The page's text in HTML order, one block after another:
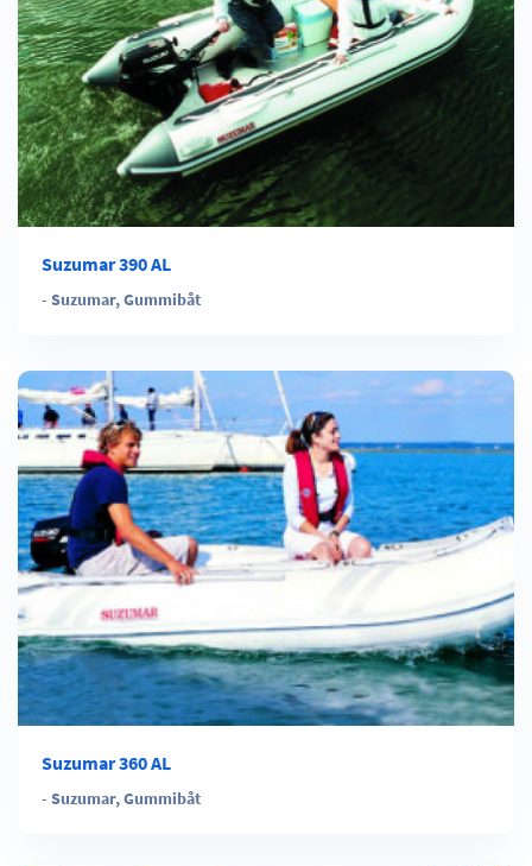
Suzumar 390 AL
- Suzumar,Gummibåt
Suzumar 360 AL
- Suzumar,Gummibåt